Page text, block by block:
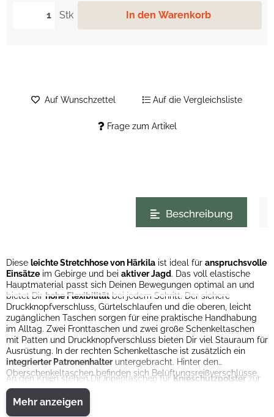
Stk In den Warenkorb
Frage zum Artikel
Auf Wunschzettel Auf die Vergleichsliste
Beschreibung
Diese leichte Stretchhose von Härkila ist ideal für anspruchsvolle
Einsätze im Gebirge und bei aktiver Jagd. Das voll elastische
Hauptmaterial passt sich Deinen Bewegungen optimal an und
bietet Dir hohe Flexibilität bei jedem Schritt. Der sichere
Druckknopfverschluss, Gürtelschlaufen und die oberen, leicht
zugänglichen Taschen sorgen für eine praktische Handhabung
im Alltag. Zwei Fronttaschen und zwei große Schenkeltaschen
mit Patten und Druckknopfverschluss bieten Dir viel Stauraum für
Ausrüstung. In der rechten Schenkeltasche ist zusätzlich ein
integrierter Patronenhalteruntergebracht. Hinter den
Oberschenkeltaschen befinden sich Belüftungsreißverschlüsse,
mit denen Du die Luftzirkulation bei Bedarf erhöhen kannst.
An den Knien stehen Dir Innentaschen fürKnieschutzpolsterzur
Verfügung, was besonders im Gelände oder beim Knien von
Vorteil ist. Der Beinsaum lässt sich über Knöpfe verstellen,
während an den Knöcheln ein zusätzlicher Verstellriemen für
Mehr anzeigen